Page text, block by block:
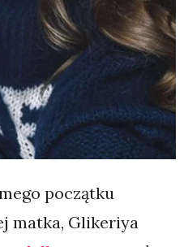
początku
matka, Glikeriya